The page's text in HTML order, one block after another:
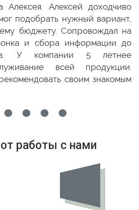
Алексея. Алексей доходчиво
подобрать нужный вариант,
бюджету. Сопровождал на
и сбора информации до
У компании 5 летнее
всей продукции.
своим знакомым
работы с нами